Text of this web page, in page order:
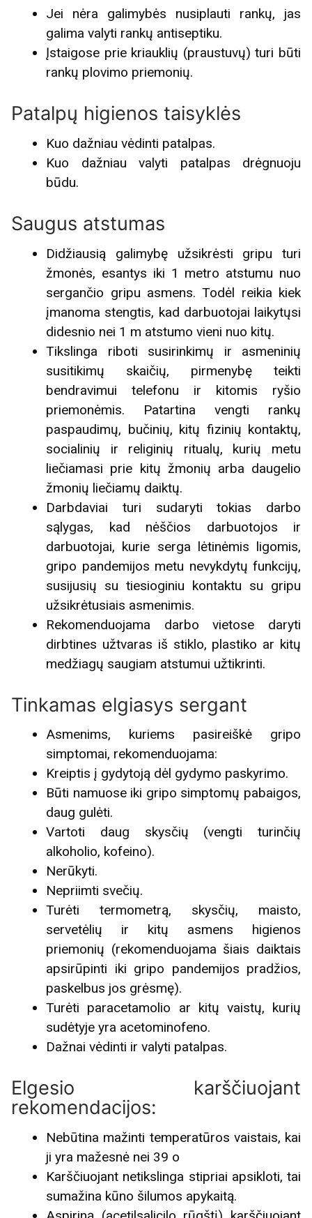
Jei nėra galimybės nusiplauti rankų, jas
galima valyti rankų antiseptiku.
Įstaigose prie kriauklių (praustuvų) turi būti
rankų plovimo priemonių.
Patalpų higienos taisyklės
Kuo dažniau vėdinti patalpas.
Kuo dažniau valyti patalpas drėgnuoju
būdu.
Saugus atstumas
Didžiausią galimybę užsikrėsti gripu turi
žmonės, esantys iki 1 metro atstumu nuo
sergančio gripu asmens. Todėl reikia kiek
įmanoma stengtis, kad darbuotojai laikytųsi
didesnio nei 1 m atstumo vieni nuo kitų.
Tikslinga riboti susirinkimų ir asmeninių
susitikimų skaičių, pirmenybę teikti
bendravimui telefonu ir kitomis ryšio
priemonėmis. Patartina vengti rankų
paspaudimų, bučinių, kitų fizinių kontaktų,
socialinių ir religinių ritualų, kurių metu
liečiamasi prie kitų žmonių arba daugelio
žmonių liečiamų daiktų.
Darbdaviai turi sudaryti tokias darbo
sąlygas, kad nėščios darbuotojos ir
darbuotojai, kurie serga lėtinėmis ligomis,
gripo pandemijos metu nevykdytų funkcijų,
susijusių su tiesioginiu kontaktu su gripu
užsikrėtusiais asmenimis.
Rekomenduojama darbo vietose daryti
dirbtines užtvaras iš stiklo, plastiko ar kitų
medžiagų saugiam atstumui užtikrinti.
Tinkamas elgiasys sergant
Asmenims, kuriems pasireiškė gripo
simptomai, rekomenduojama:
Kreiptis į gydytoją dėl gydymo paskyrimo.
Būti namuose iki gripo simptomų pabaigos,
daug gulėti.
Vartoti daug skysčių (vengti turinčių
alkoholio, kofeino).
Nerūkyti.
Nepriimti svečių.
Turėti termometrą, skysčių, maisto,
servetėlių ir kitų asmens higienos
priemonių (rekomenduojama šiais daiktais
apsirūpinti iki gripo pandemijos pradžios,
paskelbus jos grėsmę).
Turėti paracetamolio ar kitų vaistų, kurių
sudėtyje yra acetominofeno.
Dažnai vėdinti ir valyti patalpas.
Elgesio karščiuojant
rekomendacijos:
Nebūtina mažinti temperatūros vaistais, kai
ji yra mažesnė nei 39 o
Karščiuojant netikslinga stipriai apsikloti, tai
sumažina kūno šilumos apykaitą.